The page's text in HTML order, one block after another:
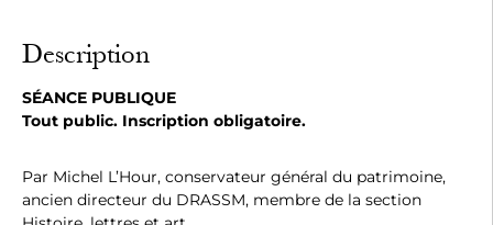
Description
SÉANCE PUBLIQUE
Tout public. Inscription obligatoire.
Par Michel L’Hour, conservateur général du patrimoine,
ancien directeur du DRASSM, membre de la section